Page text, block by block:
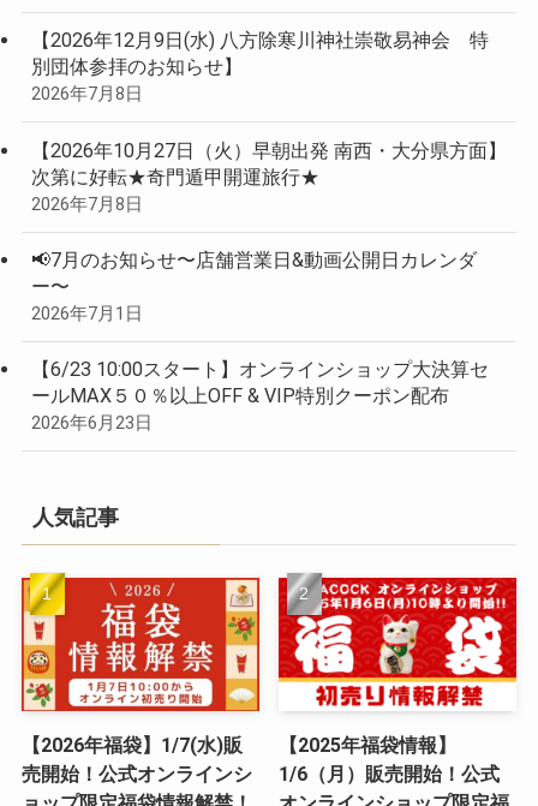
【2026年12月9日(水) 八方除寒川神社崇敬易神会 特
別団体参拝のお知らせ】
2026年7月8日
【2026年10月27日（火）早朝出発 南西・大分県方面】
次第に好転★奇門遁甲開運旅行★
2026年7月8日
📢7月のお知らせ〜店舗営業日&動画公開日カレンダ
ー〜
2026年7月1日
【6/23 10:00スタート】オンラインショップ大決算セ
ールMAX５０％以上OFF & VIP特別クーポン配布
2026年6月23日
人気記事
【2026年福袋】1/7(水)販
売開始！公式オンラインシ
【2025年福袋情報】
1/6（月）販売開始！公式